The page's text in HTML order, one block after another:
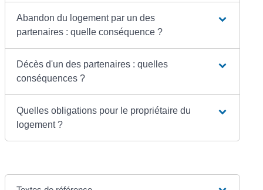
Abandon du logement par un des
partenaires : quelle conséquence ?
Décès d'un des partenaires : quelles
conséquences ?
Quelles obligations pour le propriétaire du
logement ?